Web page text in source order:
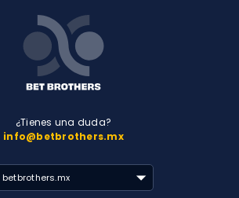
¿Tienes una duda?
info@betbrothers.mx
betbrothers.mx